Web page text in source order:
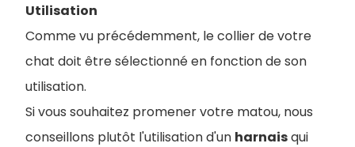
Utilisation
Comme vu précédemment, le collier de votre
chat doit être sélectionné en fonction de son
utilisation.
Si vous souhaitez promener votre matou, nous
conseillons plutôt l'utilisation d'un harnaisqui